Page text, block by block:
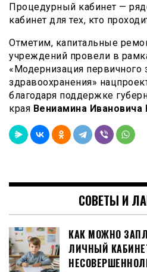
Процедурный кабинет —
кабинет для тех, кто
Отметим, капитальные
учреждений провели в
«Модернизация первичного
здравоохранения»
благодаря поддержке
края Вениамина Ивановича
СОВЕТЫ И
КАК МОЖНО
ЛИЧНЫЙ